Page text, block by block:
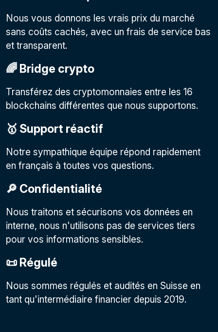
Nous vous donnons les vrais prix du marché
sans coûts cachés, avec un frais de service bas
et transparent.
🌈 Bridge crypto
Transférez des cryptomonnaies entre les 16
blockchains différentes que nous supportons.
🥇 Support réactif
Notre sympathique équipe répond rapidement
en français à toutes vos questions.
🔎 Confidentialité
Nous traitons et sécurisons vos données en
interne, nous n'utilisons pas de services tiers
pour vos informations sensibles.
📜 Régulé
Nous sommes régulés et audités en Suisse en
tant qu'intermédiaire financier depuis 2019.